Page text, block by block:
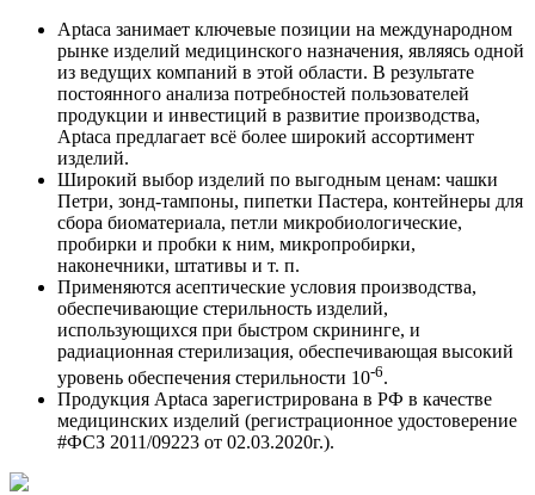
Aptaca занимает ключевые позиции на международном
рынке изделий медицинского назначения, являясь одной
из ведущих компаний в этой области. В результате
постоянного анализа потребностей пользователей
продукции и инвестиций в развитие производства,
Aptaca предлагает всё более широкий ассортимент
изделий.
Широкий выбор изделий по выгодным ценам: чашки
Петри, зонд-тампоны, пипетки Пастера, контейнеры для
сбора биоматериала, петли микробиологические,
пробирки и пробки к ним, микропробирки,
наконечники, штативы и т. п.
Применяются асептические условия производства,
обеспечивающие стерильность изделий,
использующихся при быстром скрининге, и
радиационная стерилизация, обеспечивающая высокий
уровень обеспечения стерильности 10-6.
Продукция Aptaca зарегистрирована в РФ в качестве
медицинских изделий (регистрационное удостоверение
#ФСЗ 2011/09223 от 02.03.2020г.).